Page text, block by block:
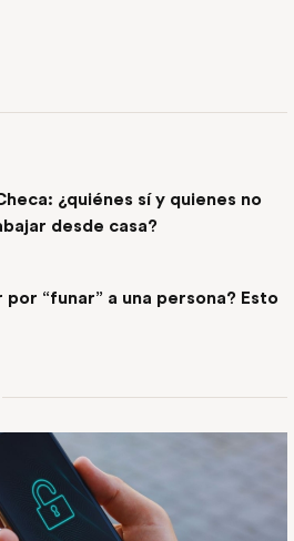
¿quiénes sí y quienes no
desde casa?
por “funar” a una persona? Esto